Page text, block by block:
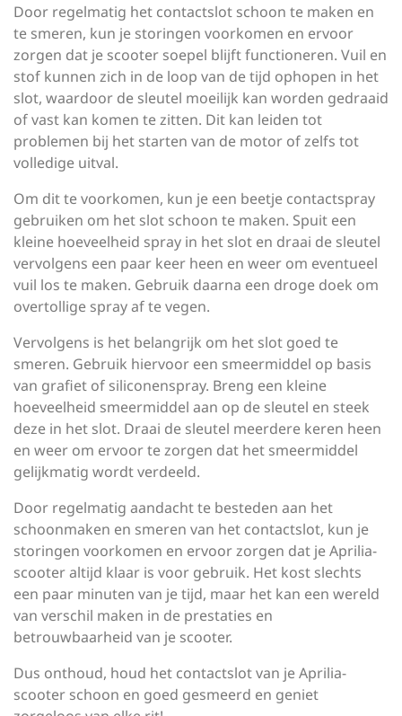
Door regelmatig het contactslot schoon te maken en
te smeren, kun je storingen voorkomen en ervoor
zorgen dat je scooter soepel blijft functioneren. Vuil en
stof kunnen zich in de loop van de tijd ophopen in het
slot, waardoor de sleutel moeilijk kan worden gedraaid
of vast kan komen te zitten. Dit kan leiden tot
problemen bij het starten van de motor of zelfs tot
volledige uitval.
Om dit te voorkomen, kun je een beetje contactspray
gebruiken om het slot schoon te maken. Spuit een
kleine hoeveelheid spray in het slot en draai de sleutel
vervolgens een paar keer heen en weer om eventueel
vuil los te maken. Gebruik daarna een droge doek om
overtollige spray af te vegen.
Vervolgens is het belangrijk om het slot goed te
smeren. Gebruik hiervoor een smeermiddel op basis
van grafiet of siliconenspray. Breng een kleine
hoeveelheid smeermiddel aan op de sleutel en steek
deze in het slot. Draai de sleutel meerdere keren heen
en weer om ervoor te zorgen dat het smeermiddel
gelijkmatig wordt verdeeld.
Door regelmatig aandacht te besteden aan het
schoonmaken en smeren van het contactslot, kun je
storingen voorkomen en ervoor zorgen dat je Aprilia-
scooter altijd klaar is voor gebruik. Het kost slechts
een paar minuten van je tijd, maar het kan een wereld
van verschil maken in de prestaties en
betrouwbaarheid van je scooter.
Dus onthoud, houd het contactslot van je Aprilia-
scooter schoon en goed gesmeerd en geniet